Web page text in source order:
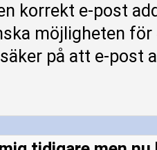
korrekt e-post
möjligheten för
på att e-